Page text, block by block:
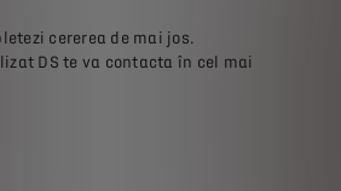
cererea de mai jos.
DS te va contacta în cel mai